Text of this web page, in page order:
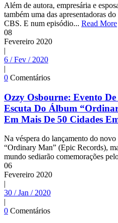
Além de autora, empresária e
também uma das apresentadoras
CBS. E num episódio... Read More
08
Fevereiro 2020
|
6 / Fev / 2020
|
0 Comentários
Ozzy Osbourne: Evento
Escuta Do Álbum
Em Mais De 50 Cidades
Na véspera do lançamento do
“Ordinary Man” (Epic Records),
mundo sediarão comemorações
06
Fevereiro 2020
|
30 / Jan / 2020
|
0 Comentários